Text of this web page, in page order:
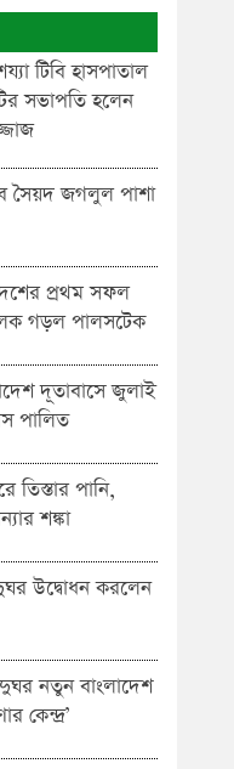
টিবি হাসপাতাল
সভাপতি হলেন
সৈয়দ জগলুল পাশা
প্রথম সফল
গড়ল পালসটেক
দূতাবাসে জুলাই
পালিত
তিস্তার পানি,
শঙ্কা
উদ্বোধন করলেন
নতুন বাংলাদেশ
কেন্দ্র’